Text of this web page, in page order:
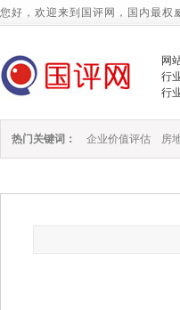
您好，欢迎来到国评网，国内最权
网
行
行
热门关键词： 企业价值评估 房